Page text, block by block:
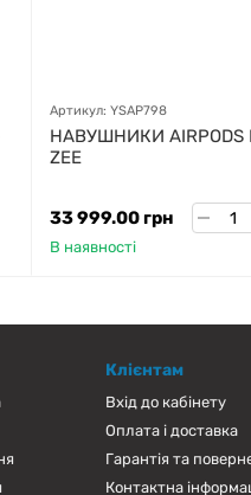
Артикул: YSAP798
НАВУШНИКИ AIRPODS
ZEE
33 999.00 грн
В наявності
Клієнтам
Вхід до кабінету
Оплата і доставка
Гарантія та
Контактна